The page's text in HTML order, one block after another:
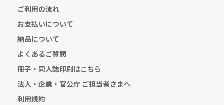
ご利用の流れ
お支払いについて
納品について
よくあるご質問
冊子・同人誌印刷はこちら
法人・企業・官公庁 ご担当者さまへ
利用規約